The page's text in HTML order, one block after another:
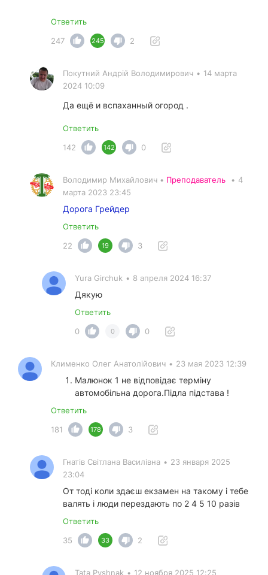
Ответить
247
245 2
Покутний Андрiй Володимирович • 14 марта
2024 10:09
Да ещё и вспаханный огород .
Ответить
142
142 0
Володимир Михайлович • Преподаватель • 4
марта 2023 23:45
Дорога Грейдер
Ответить
22
19 3
Yura Girchuk • 8 апреля 2024 16:37
Дякую
Ответить
0
0 0
Клименко Олег Анатолійович • 23 мая 2023 12:39
Малюнок 1 не відповідає терміну
автомобільна дорога.Підла підстава !
Ответить
181
178 3
Гнатів Світлана Василівна • 23 января 2025
23:04
От тоді коли здаєш екзамен на такому і тебе
валять і люди перездають по 2 4 5 10 разів
Ответить
35
33 2
Tata Pyshnak • 12 ноября 2025 12:25